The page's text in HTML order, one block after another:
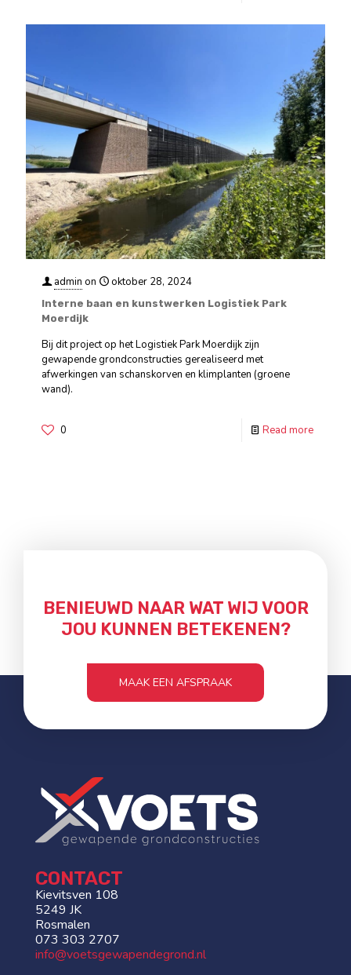
admin on oktober 28, 2024
Interne baan en kunstwerken Logistiek Park
Moerdijk
Bij dit project op het Logistiek Park Moerdijk zijn
gewapende grondconstructies gerealiseerd met
afwerkingen van schanskorven en klimplanten (groene
wand).
0 Read more
BENIEUWD NAAR WAT WIJ VOOR
JOU KUNNEN BETEKENEN?
MAAK EEN AFSPRAAK
CONTACT
Kievitsven 108
5249 JK
Rosmalen
073 303 2707
info@voetsgewapendegrond.nl